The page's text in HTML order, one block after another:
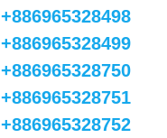
+886965328498
+886965328499
+886965328750
+886965328751
+886965328752